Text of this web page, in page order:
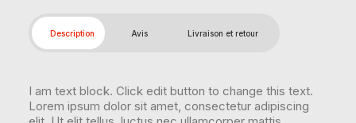
Description Avis Livraison et retour
I am text block. Click edit button to change this text.
Lorem ipsum dolor sit amet, consectetur adipiscing